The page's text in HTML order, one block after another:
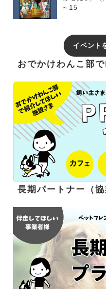
～15
イベント
おでかけわんこ部
長期パートナー（協